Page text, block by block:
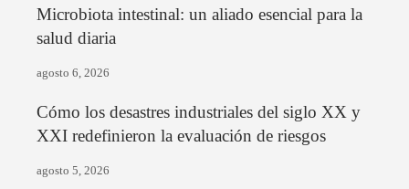
Microbiota intestinal: un aliado esencial para la
salud diaria
agosto 6, 2026
Cómo los desastres industriales del siglo XX y
XXI redefinieron la evaluación de riesgos
agosto 5, 2026